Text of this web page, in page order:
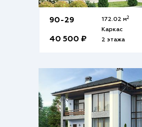
90-29
40 500 ₽
172.02 м2
Каркас
2 этажа